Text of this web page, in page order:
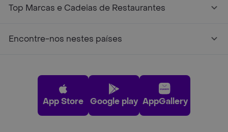
Top Marcas e Cadeias de Restaurantes
Encontre-nos nestes países
App Store Google play AppGallery